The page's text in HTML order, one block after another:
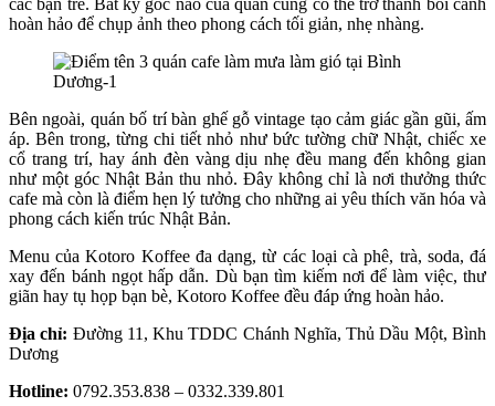
hoàn hảo để chụp ảnh theo phong cách tối giản, nhẹ nhàng.
Bên ngoài, quán bố trí bàn ghế gỗ vintage tạo cảm giác gần gũi, ấm
áp. Bên trong, từng chi tiết nhỏ như bức tường chữ Nhật, chiếc xe
cổ trang trí, hay ánh đèn vàng dịu nhẹ đều mang đến không gian
như một góc Nhật Bản thu nhỏ. Đây không chỉ là nơi thưởng thức
cafe mà còn là điểm hẹn lý tưởng cho những ai yêu thích văn hóa và
phong cách kiến trúc Nhật Bản.
Menu của Kotoro Koffee đa dạng, từ các loại cà phê, trà, soda, đá
xay đến bánh ngọt hấp dẫn. Dù bạn tìm kiếm nơi để làm việc, thư
giãn hay tụ họp bạn bè, Kotoro Koffee đều đáp ứng hoàn hảo.
Địa chỉ: Đường 11, Khu TDDC Chánh Nghĩa, Thủ Dầu Một, Bình
Dương
Hotline: 0792.353.838 – 0332.339.801